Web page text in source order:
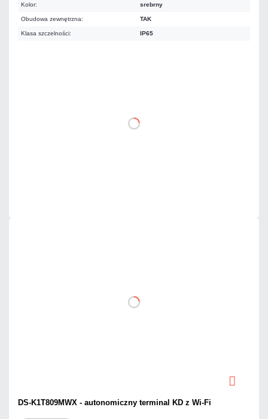
Kolor: srebrny
Obudowa zewnętrzna: TAK
Klasa szczelności: IP65
DO KOSZYKA
DS-K1T809MWX - autonomiczny terminal KD z Wi-Fi